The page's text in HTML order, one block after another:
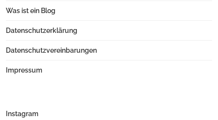
Was ist ein Blog
Datenschutzerklärung
Datenschutzvereinbarungen
Impressum
Instagram